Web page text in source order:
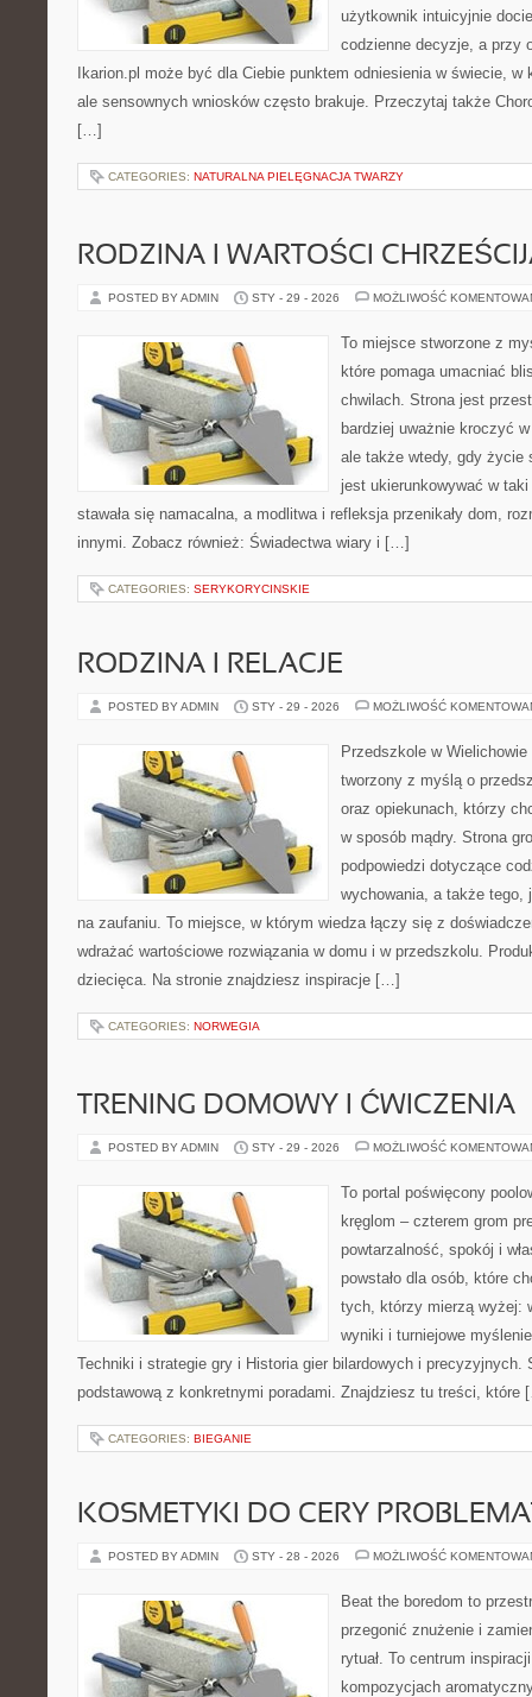
użytkownik intuicyjnie
codzienne decyzje, a przy
Ikarion.pl może być dla Ciebie punktem odniesienia w świecie,
ale sensownych wniosków często brakuje. Przeczytaj także
[…]
CATEGORIES: NATURALNA PIELĘGNACJA TWARZY
RODZINA I WARTOŚCI
POSTED BY ADMIN STY - 29 - 2026 MOŻLIWOŚĆ
To miejsce stworzone z
które pomaga umacniać
chwilach. Strona jest
bardziej uważnie kroczyć
ale także wtedy, gdy życie
jest ukierunkowywać w
stawała się namacalna, a modlitwa i refleksja przenikały dom,
innymi. Zobacz również: Świadectwa wiary i […]
CATEGORIES: SERYKORYCINSKIE
RODZINA I RELACJE
POSTED BY ADMIN STY - 29 - 2026 MOŻLIWOŚĆ
Przedszkole w
tworzony z myślą o
oraz opiekunach, którzy
w sposób mądry. Strona
podpowiedzi dotyczące
wychowania, a także tego,
na zaufaniu. To miejsce, w którym wiedza łączy się z
wdrażać wartościowe rozwiązania w domu i w przedszkolu.
dziecięca. Na stronie znajdziesz inspiracje […]
CATEGORIES: NORWEGIA
TRENING DOMOWY I ĆWICZENIA
POSTED BY ADMIN STY - 29 - 2026 MOŻLIWOŚĆ
To portal poświęcony
kręglom – czterem grom
powtarzalność, spokój i
powstało dla osób, które
tych, którzy mierzą wyżej:
wyniki i turniejowe
Techniki i strategie gry i Historia gier bilardowych i precyzyjnych.
podstawową z konkretnymi poradami. Znajdziesz tu treści, które
CATEGORIES: BIEGANIE
KOSMETYKI DO CERY
POSTED BY ADMIN STY - 28 - 2026 MOŻLIWOŚĆ
Beat the boredom to
przegonić znużenie i
rytuał. To centrum
kompozycjach